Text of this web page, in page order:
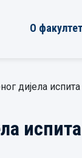
О
дијела